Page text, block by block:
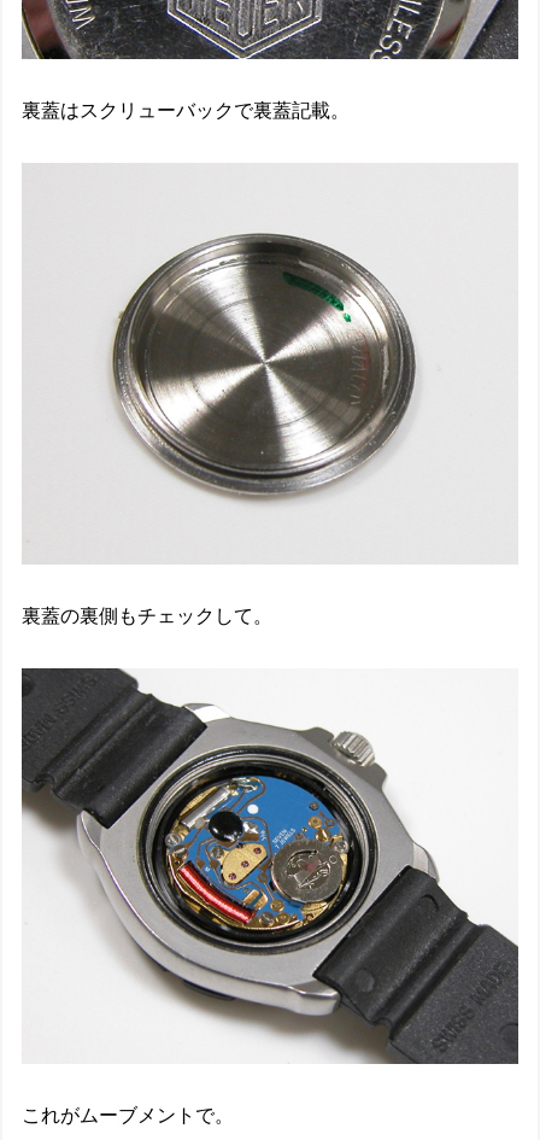
裏蓋はスクリューバックで裏蓋記載。
裏蓋の裏側もチェックして。
これがムーブメントで。